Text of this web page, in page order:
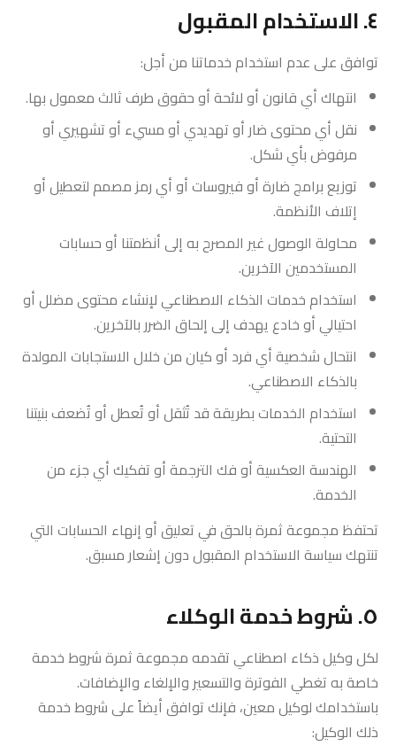
٤. الاستخدام المقبول
توافق على عدم استخدام خدماتنا من أجل:
انتهاك أي قانون أو لائحة أو حقوق طرف ثالث معمول بها.
نقل أي محتوى ضار أو تهديدي أو مسيء أو تشهيري أو
مرفوض بأي شكل.
توزيع برامج ضارة أو فيروسات أو أي رمز مصمم لتعطيل أو
إتلاف الأنظمة.
محاولة الوصول غير المصرح به إلى أنظمتنا أو حسابات
المستخدمين الآخرين.
استخدام خدمات الذكاء الاصطناعي لإنشاء محتوى مضلل أو
احتيالي أو خادع يهدف إلى إلحاق الضرر بالآخرين.
انتحال شخصية أي فرد أو كيان من خلال الاستجابات المولدة
بالذكاء الاصطناعي.
استخدام الخدمات بطريقة قد تُثقل أو تُعطل أو تُضعف بنيتنا
التحتية.
الهندسة العكسية أو فك الترجمة أو تفكيك أي جزء من
الخدمة.
تحتفظ مجموعة ثمرة بالحق في تعليق أو إنهاء الحسابات التي
تنتهك سياسة الاستخدام المقبول دون إشعار مسبق.
٥. شروط خدمة الوكلاء
لكل وكيل ذكاء اصطناعي تقدمه مجموعة ثمرة شروط خدمة
خاصة به تغطي الفوترة والتسعير والإلغاء والإضافات.
باستخدامك لوكيل معين، فإنك توافق أيضاً على شروط خدمة
ذلك الوكيل: